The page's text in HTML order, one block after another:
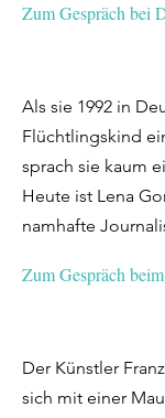
Zum Gespräch bei
Als sie 1992 in
Flüchtlingskind
sprach sie kaum
Heute ist Lena
namhafte
Zum Gespräch
Der Künstler
sich mit einer